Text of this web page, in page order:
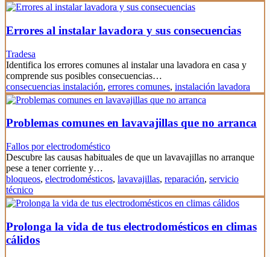
Errores al instalar lavadora y sus consecuencias
Tradesa
Identifica los errores comunes al instalar una lavadora en casa y
comprende sus posibles consecuencias…
consecuencias instalación, errores comunes, instalación lavadora
Problemas comunes en lavavajillas que no arranca
Fallos por electrodoméstico
Descubre las causas habituales de que un lavavajillas no arranque
pese a tener corriente y…
bloqueos, electrodomésticos, lavavajillas, reparación, servicio
técnico
Prolonga la vida de tus electrodomésticos en climas
cálidos